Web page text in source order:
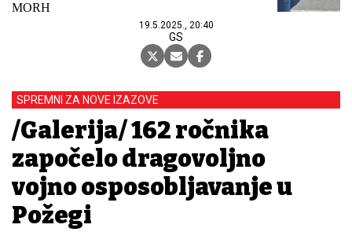
MORH
19.5.2025., 20:40
GS
SPREMNI ZA NOVE IZAZOVE
/Galerija/ 162 ročnika
započelo dragovoljno
vojno osposobljavanje u
Požegi